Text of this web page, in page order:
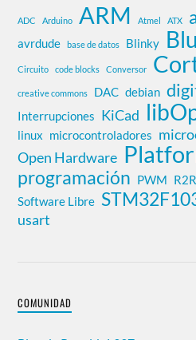
ADC Arduino ARM Atmel ATX
avrdude base de datos Blinky
Circuito code blocks Conversor
creative commons DAC debian
Interrupciones KiCad
linux microcontroladores
Open Hardware
programación PWM R2R
Software Libre
usart
COMUNIDAD